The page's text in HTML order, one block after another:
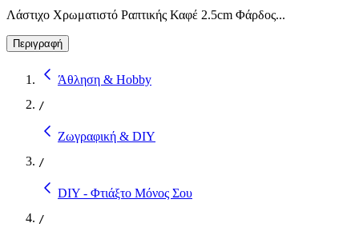
Λάστιχο Χρωματιστό Ραπτικής Καφέ 2.5cm Φάρδος...
Περιγραφή
Άθληση & Hobby
/
Ζωγραφική & DIY
/
DIY - Φτιάξτο Μόνος Σου
/